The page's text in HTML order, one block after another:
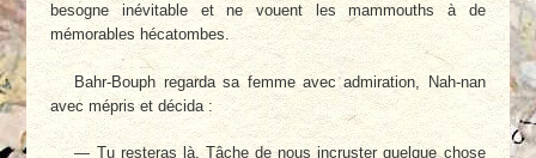
besogne inévitable et ne vouent les mammouths à de
mémorables hécatombes.
Bahr-Bouph regarda sa femme avec admiration, Nah-nan
avec mépris et décida :
— Tu resteras là. Tâche de nous incruster quelque chose